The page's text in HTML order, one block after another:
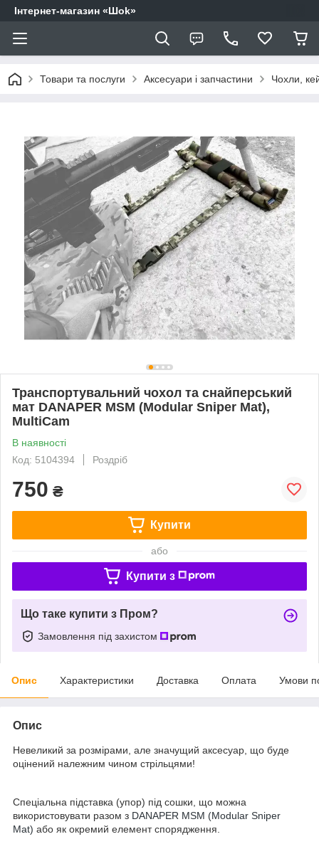
Інтернет-магазин «Шоk»
Товари та послуги Аксесуари і запчастини Чохли,
Транспортувальний чохол та снайперський
мат DANAPER MSM (Modular Sniper Mat),
MultiCam
В наявності
Код: 5104394
Роздріб
750 ₴
Купити
або
Купити з
Що таке купити з Пром?
Замовлення під захистом
Опис Характеристики Доставка Оплата Умови
Опис
Невеликий за розмірами, але значущий аксесуар, що буде
оцінений належним чином стрільцями!
Спеціальна підставка (упор) під сошки, що можна
використовувати разом з DANAPER MSM (Modular Sniper
Mat) або як окремий елемент спорядження.